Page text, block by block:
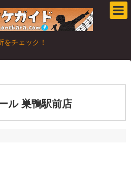
チェック！
ル 巣鴨駅前店